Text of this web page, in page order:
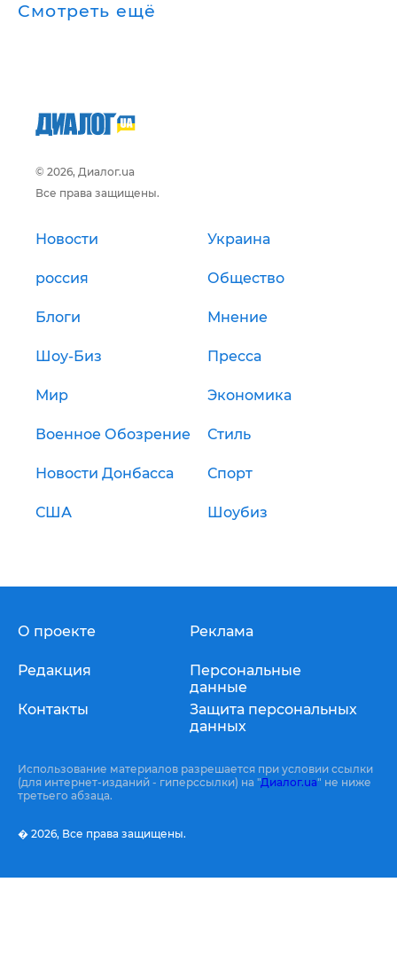
Смотреть ещё
© 2026, Диалог.ua
Все права защищены.
Новости Украина
россия Общество
Блоги Мнение
Шоу-Биз Пресса
Мир Экономика
Военное Обозрение Стиль
Новости Донбасса Спорт
США Шоубиз
О проекте
Редакция
Контакты
Реклама
Персональные
данные
Защита персональных
данных
Использование материалов разрешается при условии ссылки
(для интернет-изданий - гиперссылки) на "Диалог.ua" не ниже
третьего абзаца.
� 2026, Все права защищены.